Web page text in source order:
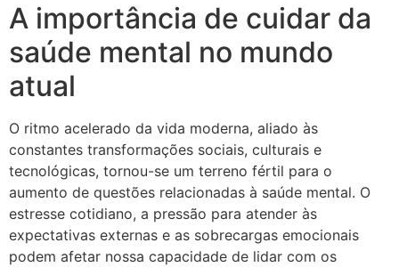
A importância de cuidar da
saúde mental no mundo
atual
O ritmo acelerado da vida moderna, aliado às
constantes transformações sociais, culturais e
tecnológicas, tornou-se um terreno fértil para o
aumento de questões relacionadas à saúde mental. O
estresse cotidiano, a pressão para atender às
expectativas externas e as sobrecargas emocionais
podem afetar nossa capacidade de lidar com os